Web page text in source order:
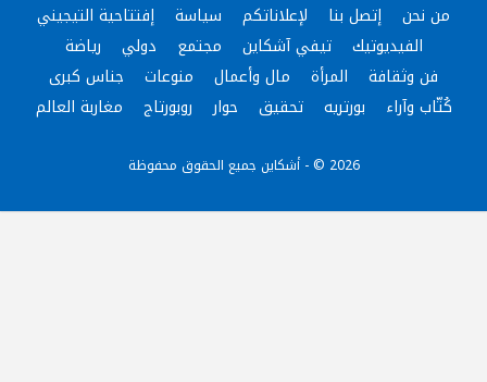
من نحن إتصل بنا لإعلاناتكم سياسة
إفتتاحية التيجيني
الفيديوتيك
تيفي آشكاين مجتمع دولي
رياضة
فن وثقافة
المرأة مال وأعمال منوعات
جناس كبرى
كُتّاب وآراء
بورتريه تحقيق حوار روبورتاج مغاربة العالم
2026 © - أشكاين جميع الحقوق محفوظة